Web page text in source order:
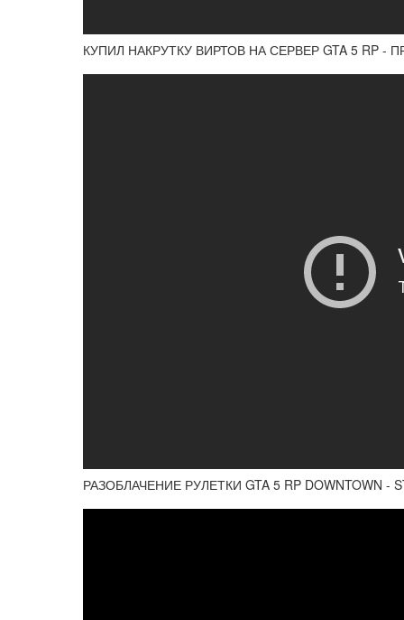
КУПИЛ НАКРУТКУ ВИРТОВ НА СЕРВЕР GTA 5 RP -
РАЗОБЛАЧЕНИЕ РУЛЕТКИ GTA 5 RP DOWNTOWN -